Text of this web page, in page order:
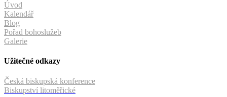
Úvod
Kalendář
Blog
Pořad bohoslužeb
Galerie
Užitečné odkazy
Česká biskupská konference
Biskupství litoměřické